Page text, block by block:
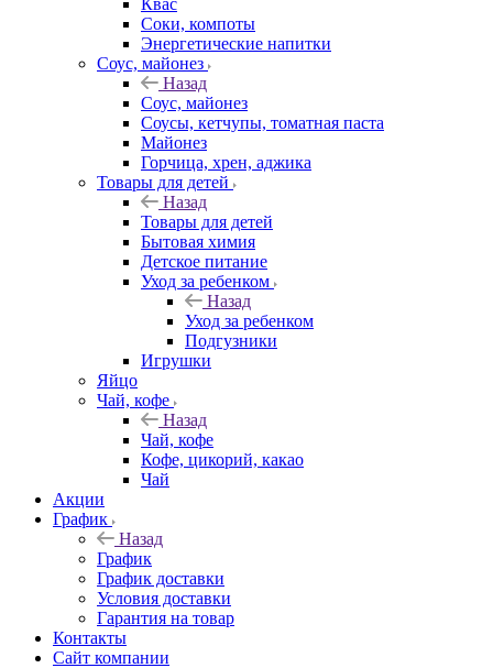
Квас
Соки, компоты
Энергетические напитки
Соус, майонез
Назад
Соус, майонез
Соусы, кетчупы, томатная паста
Майонез
Горчица, хрен, аджика
Товары для детей
Назад
Товары для детей
Бытовая химия
Детское питание
Уход за ребенком
Назад
Уход за ребенком
Подгузники
Игрушки
Яйцо
Чай, кофе
Назад
Чай, кофе
Кофе, цикорий, какао
Чай
Акции
График
Назад
График
График доставки
Условия доставки
Гарантия на товар
Контакты
Сайт компании